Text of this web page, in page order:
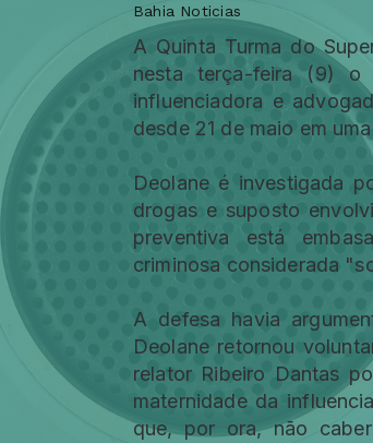
Bahia Noticias
A Quinta Turma do
nesta terça-feira (9) o
influenciadora e
desde 21 de maio em
Deolane é investigada
drogas e suposto
preventiva está
criminosa considerada
A defesa havia
Deolane retornou
relator Ribeiro Dantas
maternidade da
que, por ora, não